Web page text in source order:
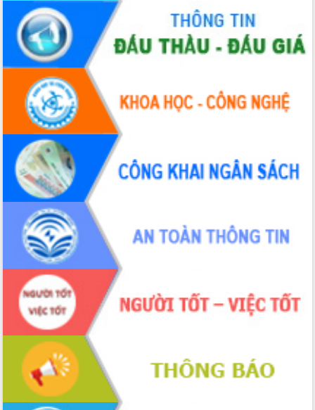
Phó Chủ tịch UBND tỉnh Đắk Lắk
Trương Công Thái kiểm tra thực địa
Dự án cao tốc Khánh Hòa - Buôn Ma
Thuột
Định vị cà phê Việt Nam như một “di
sản sống” trong dòng chảy toàn cầu
Xây dựng nông thôn mới: Nâng cao đời
sống người dân từ những mô hình thiết
Quyết liệt tháo gỡ vướng mắc, đẩy
nhanh tiến độ các dự án trọng điểm
trong Khu kinh tế Nam Phú Yên
Hòn Yến phát triển du lịch gắn với bảo
tồn biển
Lấy ý kiến điều chỉnh Quy hoạch tỉnh
Đắk Lắk thời kỳ 2021-2030, tầm nhìn
đến năm 2050
Phát động chiến dịch 30 ngày đêm
giải phóng mặt bằng Tuyến đường bộ
ven biển
Đắk Lắk nỗ lực thúc đẩy tăng trưởng
kinh tế từ 10% trở lên trong Quý
II/2026
Đắk Lắk ký kết thỏa thuận hợp tác về
chuyển đổi số giai đoạn 2026 – 2030
với Tập đoàn Bưu chính Viễn thông
Việt Nam